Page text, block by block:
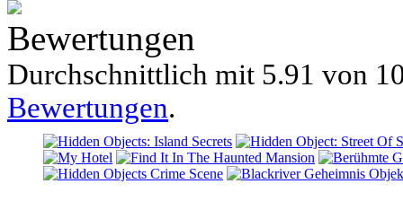
Bewertungen
Durchschnittlich mit 5.91 von
Bewertungen.